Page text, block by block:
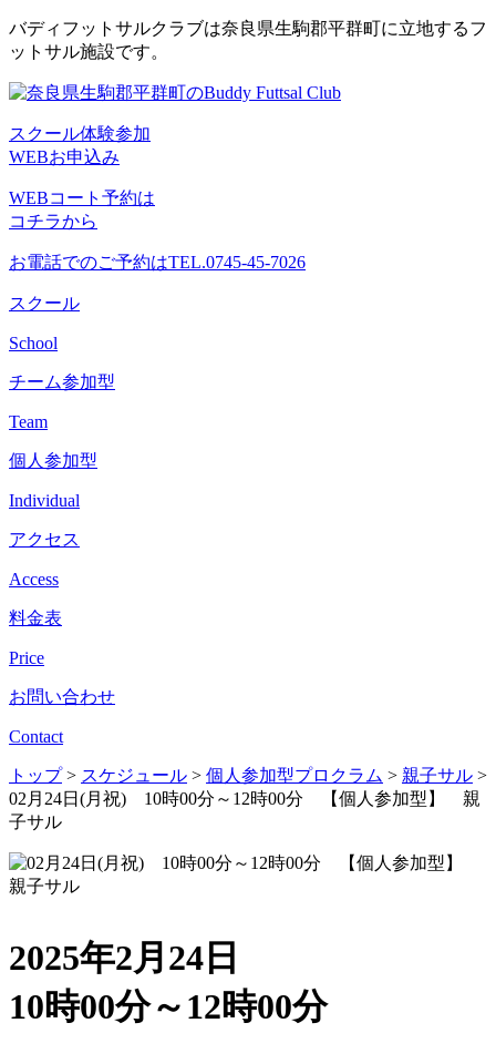
コ
ン
ン
へ
ス
キ
ッ
バディフットサルクラブは奈良県生駒郡平群町に立地するフ
ットサル施設です。
スクール体験参加
WEBお申込み
WEBコート予約は
コチラから
お電話でのご予約はTEL.0745-45-7026
スクール
School
チーム参加型
Team
個人参加型
Individual
アクセス
Access
料金表
Price
お問い合わせ
Contact
トップ> スケジュール > 個人参加型プロクラム > 親子サル >
02月24日(月祝) 10時00分～12時00分 【個人参加型】 親
子サル
2025年2月24日
10時00分～12時00分